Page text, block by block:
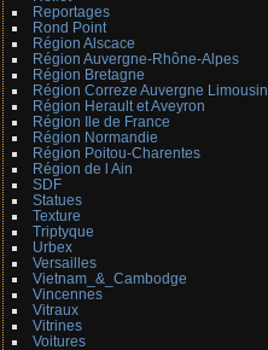
Reportages
Rond Point
Région Alscace
Région Auvergne-Rhône-Alpes
Région Bretagne
Région Correze Auvergne Limousin
Région Herault et Aveyron
Région Ile de France
Région Normandie
Région Poitou-Charentes
Région de l Ain
SDF
Statues
Texture
Triptyque
Urbex
Versailles
Vietnam_&_Cambodge
Vincennes
Vitraux
Vitrines
Voitures